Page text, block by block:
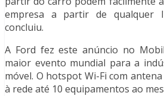
empresa a partir de qualquer
concluiu.
A Ford fez este anúncio no
maior evento mundial para a
móvel. O hotspot Wi-Fi com
à rede até 10 equipamentos ao